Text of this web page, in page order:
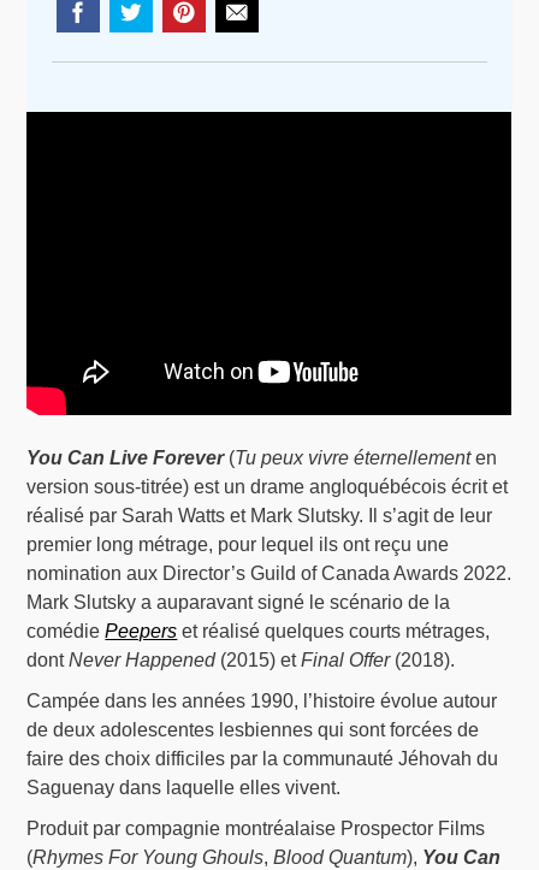
You Can Live Forever(Tu peux vivre éternellementen
version sous-titrée) est un drame angloquébécois écrit et
réalisé par Sarah Watts et Mark Slutsky. Il s’agit de leur
premier long métrage, pour lequel ils ont reçu une
nomination aux Director’s Guild of Canada Awards 2022.
Mark Slutsky a auparavant signé le scénario de la
comédiePeepers et réalisé quelques courts métrages,
dontNever Happened(2015) etFinal Offer(2018).
Campée dans les années 1990, l’histoire évolue autour
de deux adolescentes lesbiennes qui sont forcées de
faire des choix difficiles par la communauté Jéhovah du
Saguenay dans laquelle elles vivent.
Produit par compagnie montréalaise Prospector Films
(Rhymes For Young Ghouls,Blood Quantum), You Can